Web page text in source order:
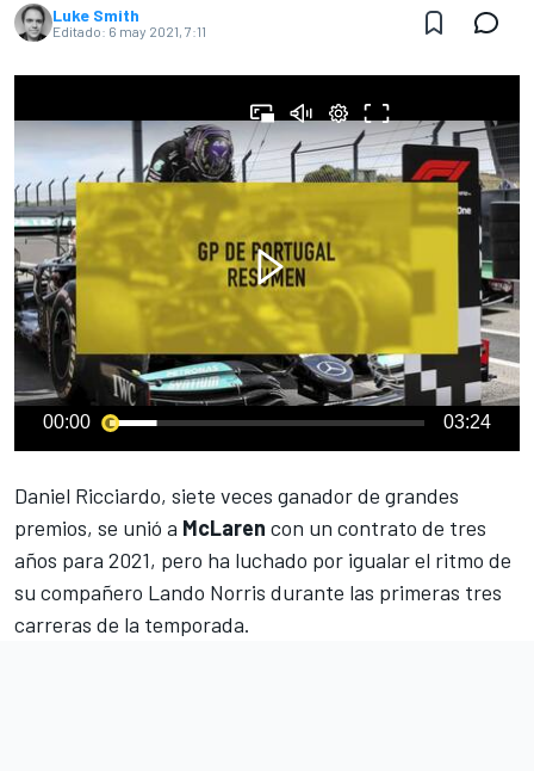
Luke Smith
Editado: 6 may 2021, 7:11
00:00 03:24
Daniel Ricciardo, siete veces ganador de grandes
premios, se unió a McLaren con un contrato de tres
años para 2021, pero ha luchado por igualar el ritmo de
su compañero Lando Norris durante las primeras tres
carreras de la temporada.